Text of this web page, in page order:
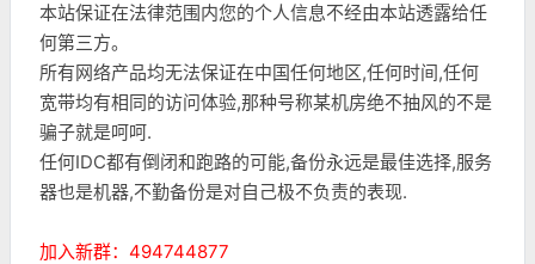
本站保证在法律范围内您的个人信息不经由本站透露给任
何第三方。
所有网络产品均无法保证在中国任何地区,任何时间,任何
宽带均有相同的访问体验,那种号称某机房绝不抽风的不是
骗子就是呵呵.
任何IDC都有倒闭和跑路的可能,备份永远是最佳选择,服务
器也是机器,不勤备份是对自己极不负责的表现.
加入新群：494744877